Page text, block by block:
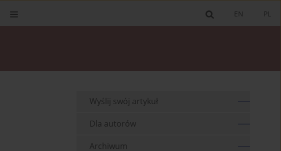
PL
EN
Wyślij swój artykuł
Dla autorów
Archiwum